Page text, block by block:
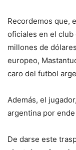
Recordemos que,
oficiales en el club
millones de
europeo,
caro del futbol
Además, el
argentina por
De darse este